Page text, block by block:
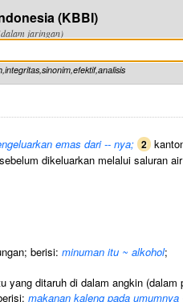
(KBBI)
jaringan)
emas dari -- nya; 2
dikeluarkan melalui saluran
berisi: minuman itu ~ alkohol;
yang ditaruh di dalam angkin
makanan kaleng pada